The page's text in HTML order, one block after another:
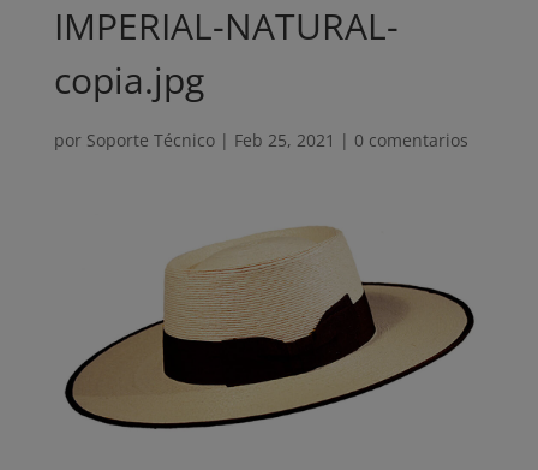
IMPERIAL-NATURAL-
copia.jpg
por Soporte Técnico| Feb 25, 2021 | 0 comentarios